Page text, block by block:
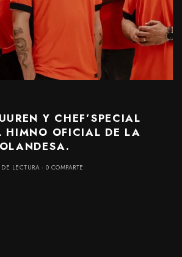
Y CHEF’SPECIAL
HIMNO OFICIAL DE LA
LECTURA 0 COMPARTE